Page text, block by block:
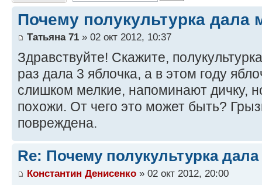
Почему полукультурка дала
Татьяна 71 » 02 окт 2012, 10:37
Здравствуйте! Скажите,
раз дала 3 яблочка, а в этом году
слишком мелкие, напоминают дичку,
похожи. От чего это может быть?
повреждена.
Re: Почему полукультурка
Константин Денисенко » 02 окт 2012, 20:00